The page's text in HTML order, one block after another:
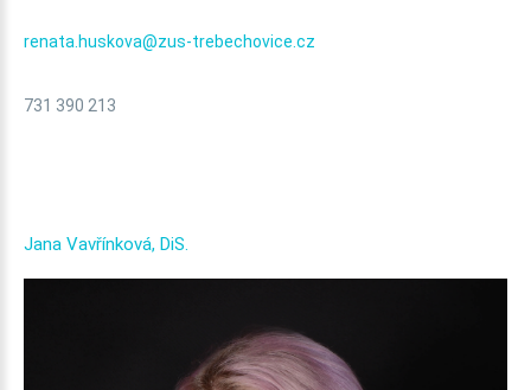
renata.huskova@zus-trebechovice.cz
731 390 213
Jana Vavřínková, DiS.